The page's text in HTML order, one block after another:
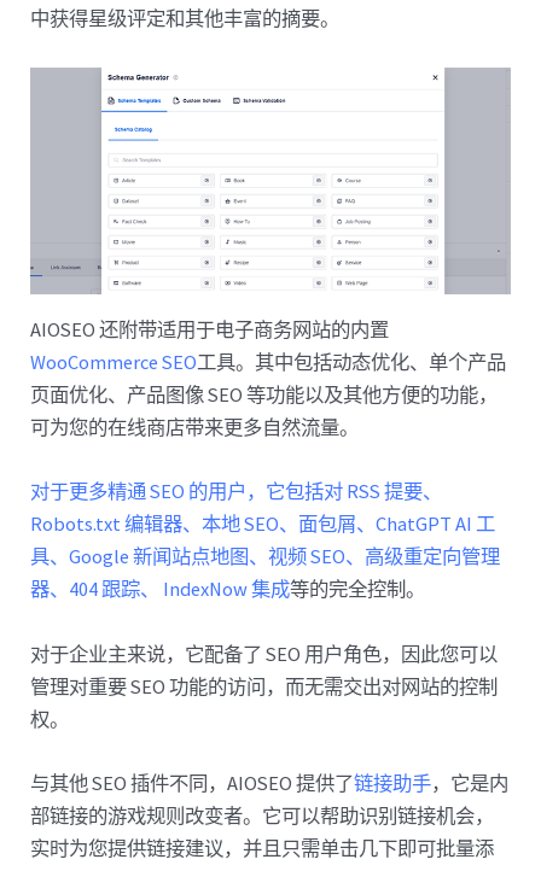
中获得星级评定和其他丰富的摘要。
AIOSEO 还附带适用于电子商务网站的内置
WooCommerce SEO工具。其中包括动态优化、单个产品
页面优化、产品图像 SEO 等功能以及其他方便的功能，
可为您的在线商店带来更多自然流量。
对于更多精通 SEO 的用户，它包括对 RSS 提要、
Robots.txt 编辑器、本地 SEO、面包屑、ChatGPT AI 工
具、Google 新闻站点地图、视频 SEO、高级重定向管理
器、404 跟踪、 IndexNow 集成等的完全控制。
对于企业主来说，它配备了 SEO 用户角色，因此您可以
管理对重要 SEO 功能的访问，而无需交出对网站的控制
权。
与其他 SEO 插件不同，AIOSEO 提供了链接助手，它是内
部链接的游戏规则改变者。它可以帮助识别链接机会，
实时为您提供链接建议，并且只需单击几下即可批量添